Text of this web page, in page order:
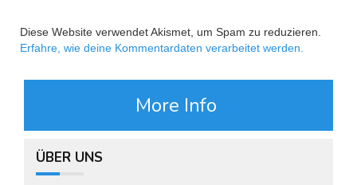
Diese Website verwendet Akismet, um Spam zu reduzieren.
Erfahre, wie deine Kommentardaten verarbeitet werden.
More Info
ÜBER UNS